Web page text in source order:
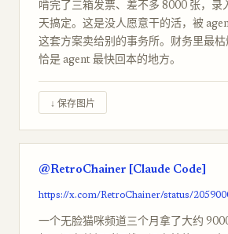
啃完了三箱发票、差不多 8000 张，录
天搞定。这是没人愿意干的活，被
这套方案卖给别的事务所。财务里最
恰是 agent 最快回本的地方。
↓ 保存图片
@RetroChainer [Claude Code]
https://x.com/RetroChainer/status/
一个无脸猫咪频道三个月拿了大约